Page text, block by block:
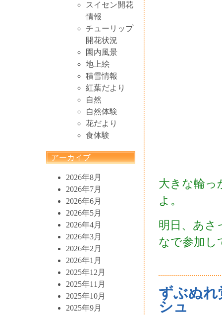
スイセン開花
情報
チューリップ
開花状況
園内風景
地上絵
積雪情報
紅葉だより
自然
自然体験
花だより
食体験
アーカイブ
2026年8月
2026年7月
2026年6月
2026年5月
2026年4月
2026年3月
2026年2月
2026年1月
2025年12月
2025年11月
2025年10月
2025年9月
大きな輪っ
よ。
明日、あさ
なで参加し
ずぶぬれ
シュ